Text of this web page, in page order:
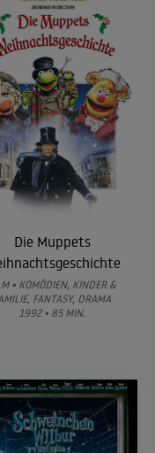
Die Muppets
• KOMÖDIEN, KINDER &
FANTASY, DRAMA
1992 • 85 MIN.